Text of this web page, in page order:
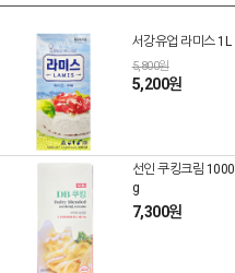
서강유업 라미스 1L
5,800원
5,200원
선인 쿠킹크림 1000
g
7,300원